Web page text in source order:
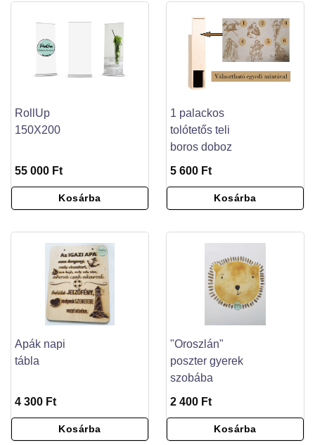
RollUp
150X200
55 000 Ft
Kosárba
1 palackos
tolótetős teli
boros doboz
5 600 Ft
Kosárba
Apák napi
tábla
4 300 Ft
Kosárba
"Oroszlán"
poszter gyerek
szobába
2 400 Ft
Kosárba